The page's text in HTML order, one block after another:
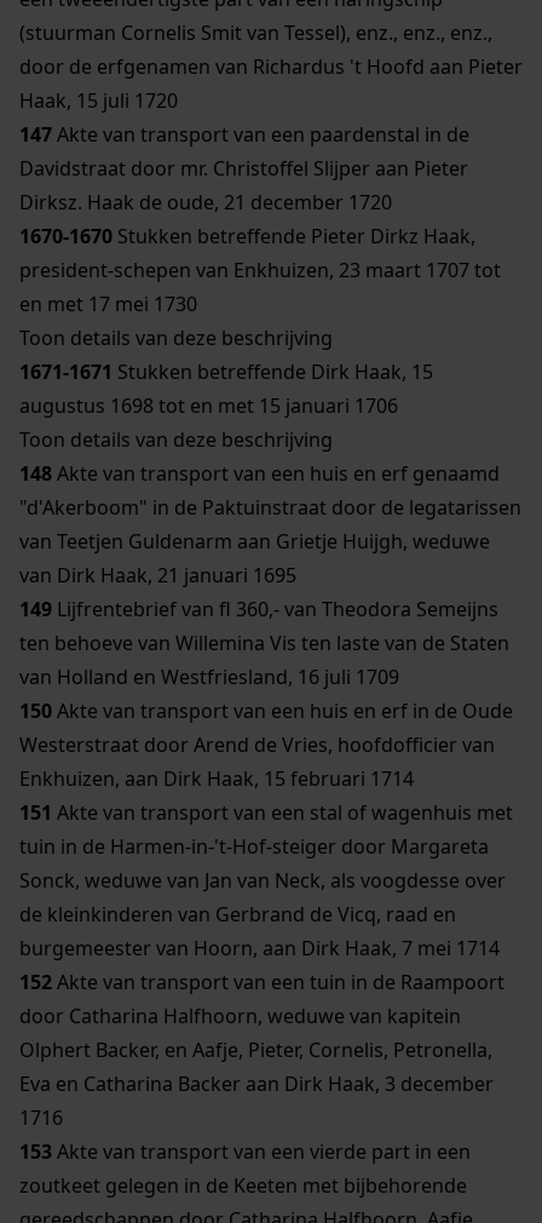
(stuurman Cornelis Smit van Tessel), enz., enz., enz.,
door de erfgenamen van Richardus 't Hoofd aan Pieter
Haak, 15 juli 1720
147Akte van transport van een paardenstal in de
Davidstraat door mr. Christoffel Slijper aan Pieter
Dirksz. Haak de oude, 21 december 1720
1670-1670 Stukken betreffende Pieter Dirkz Haak,
president-schepen van Enkhuizen, 23 maart 1707 tot
en met 17 mei 1730
Toon details van deze beschrijving
1671-1671 Stukken betreffende Dirk Haak, 15
augustus 1698 tot en met 15 januari 1706
Toon details van deze beschrijving
148Akte van transport van een huis en erf genaamd
"d'Akerboom" in de Paktuinstraat door de legatarissen
van Teetjen Guldenarm aan Grietje Huijgh, weduwe
van Dirk Haak, 21 januari 1695
149 Lijfrentebrief van fl 360,- van Theodora Semeijns
ten behoeve van Willemina Vis ten laste van de Staten
van Holland en Westfriesland, 16 juli 1709
150Akte van transport van een huis en erf in de Oude
Westerstraat door Arend de Vries, hoofdofficier van
Enkhuizen, aan Dirk Haak, 15 februari 1714
151 Akte van transport van een stal of wagenhuis met
tuin in de Harmen-in-'t-Hof-steiger door Margareta
Sonck, weduwe van Jan van Neck, als voogdesse over
de kleinkinderen van Gerbrand de Vicq, raad en
burgemeester van Hoorn, aan Dirk Haak, 7 mei 1714
152Akte van transport van een tuin in de Raampoort
door Catharina Halfhoorn, weduwe van kapitein
Olphert Backer, en Aafje, Pieter, Cornelis, Petronella,
Eva en Catharina Backer aan Dirk Haak, 3 december
1716
153Akte van transport van een vierde part in een
zoutkeet gelegen in de Keeten met bijbehorende